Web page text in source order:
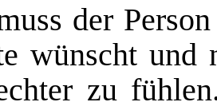
der
wünscht
zu